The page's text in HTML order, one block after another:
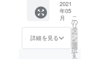
組分、
50組分
のまと
めて支
援もあ
りま
す。こ
となり
ますの
で、51
52組分
など、1
内容の
変更ま
たは中
場合や
日程の
記念撮
加にあ
たって
の留意
やって
寝坊を
防いで
いる？
絶対寝
定：
2021.6.
19(土)1
5:00～
16:00 ※
人数制
限：1組
2021
年05
月
詳細を見る
こ
の
リ
タ
ー
ン
を
選
択
す